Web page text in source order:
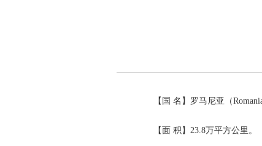
【国 名】罗马尼亚（
【面 积】23.8万平方公里。